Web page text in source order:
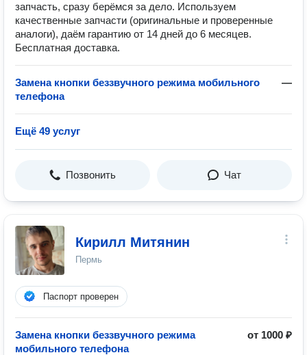
запчасть, сразу берёмся за дело. Используем
качественные запчасти (оригинальные и проверенные
аналоги), даём гарантию от 14 дней до 6 месяцев.
Бесплатная доставка.
Замена кнопки беззвучного режима мобильного
телефона
—
Ещё 49 услуг
Позвонить Чат
Кирилл Митянин
Пермь
Паспорт проверен
Замена кнопки беззвучного режима
мобильного телефона
от 1000 ₽